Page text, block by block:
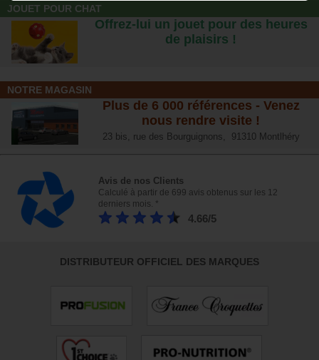
JOUET POUR CHAT
Offrez-lui un jouet pour des heures
de plaisirs !
NOTRE MAGASIN
Plus de 6 000 références - Venez
nous rendre visite !
23 bis, rue des Bourguignons, 91310 Montlhéry
Avis de nos Clients
Calculé à partir de 699 avis obtenus sur les 12
derniers mois. *
4.66/5
DISTRIBUTEUR OFFICIEL DES MARQUES